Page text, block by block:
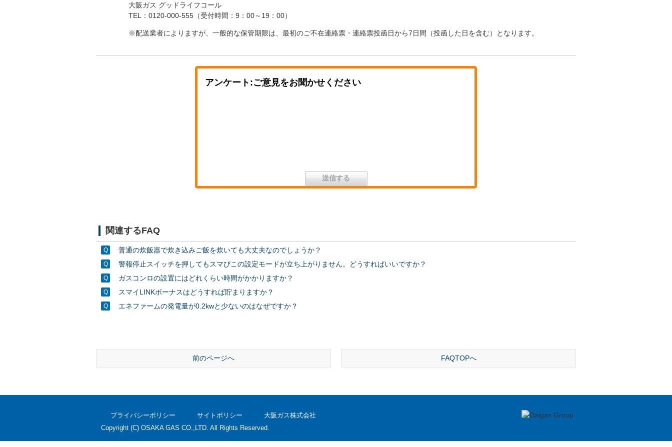
大阪ガス グッドライフコール
TEL：0120-000-555（受付時間：9：00～19：00）
※配送業者によりますが、一般的な保管期限は、最初のご不在連絡票・連絡票投函日から7日間（投函した日を含む）となります。
アンケート:ご意見をお聞かせください
関連するFAQ
普通の炊飯器で炊き込みご飯を炊いても大丈夫なのでしょうか？
警報停止スイッチを押してもスマぴこの設定モードが立ち上がりません。どうすればいいですか？
ガスコンロの設置にはどれくらい時間がかかりますか？
スマイLINKボーナスはどうすれば貯まりますか？
エネファームの発電量が0.2kwと少ないのはなぜですか？
前のページへ FAQTOPへ
プライバシーポリシー サイトポリシー
大阪ガス株式会社
Copyright (C) OSAKA GAS CO.,LTD. All Rights Reserved.